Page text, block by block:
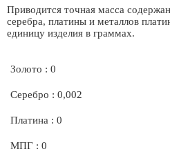
Приводится точная масса
серебра, платины и металлов
единицу изделия в граммах.
Золото : 0
Серебро : 0,002
Платина : 0
МПГ : 0